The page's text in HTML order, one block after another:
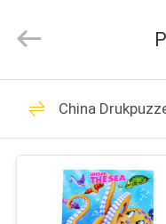
HUIS
PRODUCTEN
ONGEVEER
printing
co.,LTD.
Reserved.
China